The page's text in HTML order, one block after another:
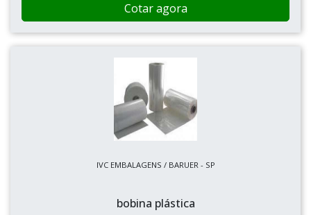
Cotar agora
IVC EMBALAGENS / BARUER - SP
bobina plástica